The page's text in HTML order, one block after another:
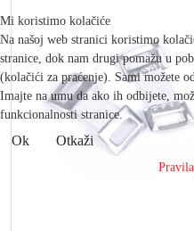
Mi koristimo kolačiće
Na našoj web stranici koristimo
stranice, dok nam drugi pomažu u
(kolačići za praćenje). Sami možete
Imajte na umu da ako ih odbijete,
funkcionalnosti stranice.
Ok Otkaži